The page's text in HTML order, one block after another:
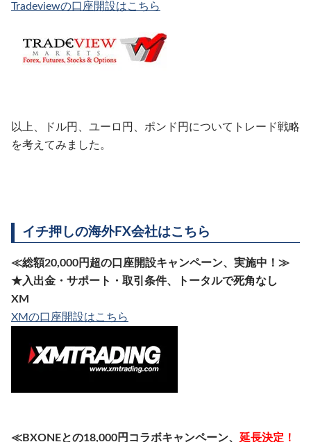
Tradeviewの口座開設はこちら
以上、ドル円、ユーロ円、ポンド円についてトレード戦略
を考えてみました。
イチ押しの海外FX会社はこちら
≪総額20,000円超の口座開設キャンペーン、実施中！≫
★入出金・サポート・取引条件、トータルで死角なし
XM
XMの口座開設はこちら
≪BXONEとの18,000円コラボキャンペーン、 延長決定！